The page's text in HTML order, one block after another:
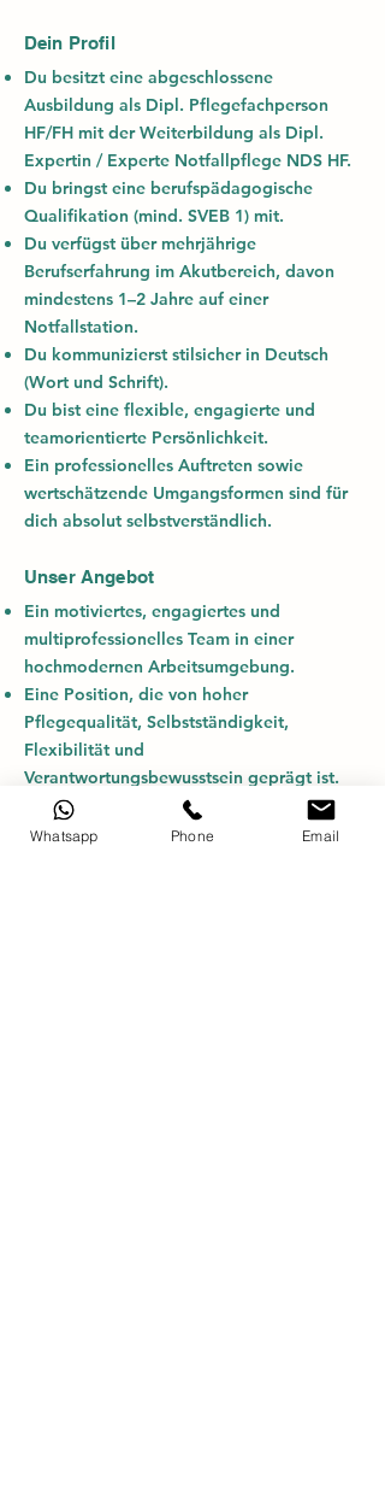
Dein Profil
Du besitzt eine abgeschlossene
Ausbildung als Dipl. Pflegefachperson
HF/FH mit der Weiterbildung als Dipl.
Expertin / Experte Notfallpflege NDS HF.
Du bringst eine berufspädagogische
Qualifikation (mind. SVEB 1) mit.
Du verfügst über mehrjährige
Berufserfahrung im Akutbereich, davon
mindestens 1–2 Jahre auf einer
Notfallstation.
Du kommunizierst stilsicher in Deutsch
(Wort und Schrift).
Du bist eine flexible, engagierte und
teamorientierte Persönlichkeit.
Ein professionelles Auftreten sowie
wertschätzende Umgangsformen sind für
dich absolut selbstverständlich.
Unser Angebot
Ein motiviertes, engagiertes und
multiprofessionelles Team in einer
hochmodernen Arbeitsumgebung.
Eine Position, die von hoher
Pflegequalität, Selbstständigkeit,
Flexibilität und
Verantwortungsbewusstsein geprägt ist.
Grosszügige Sozialleistungen und
spezielle Versicherungskonditionen.
Whatsapp Phone Email